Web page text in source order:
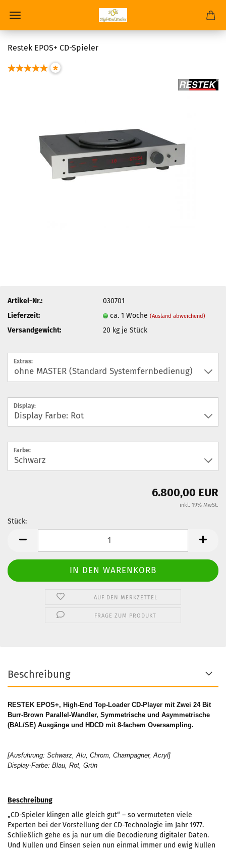
Restek EPOS+ CD-Spieler
*
Artikel-Nr.:
030701
Lieferzeit:
ca. 1 Woche(Ausland abweichend)
Versandgewicht: 20 kg je Stück
Extras:
Display:
Farbe:
6.800,00 EUR
inkl. 19% MwSt.
Stück:
AUF DEN MERKZETTEL
FRAGE ZUM PRODUKT
Beschreibung
RESTEK EPOS+, High-End Top-Loader CD-Player mit Zwei 24 Bit
Burr-Brown Parallel-Wandler, Symmetrische und Asymmetrische
(BAL/SE) Ausgänge und HDCD mit 8-fachem Oversampling.
[Ausfuhrung: Schwarz, Alu, Chrom, Champagner, Acryl]
Display-Farbe: Blau, Rot, Grün
Beschreibung
„CD-Spieler klingen alle gleich gut“ – so vermuteten viele
Experten bei der Vorstellung der CD-Technologie im Jahr 1977.
Schließlich gehe es ja nur um die Decodierung digitaler Daten.
Und Nullen und Einsen seien nun einmal immer und ewig Nullen